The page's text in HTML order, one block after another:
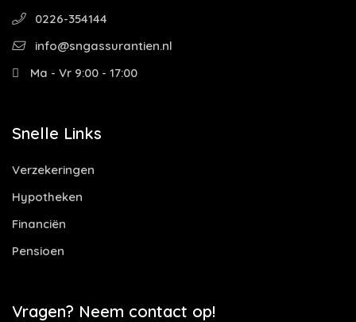
0226-354144
info@sngassurantien.nl
Ma - Vr 9:00 - 17:00
Snelle Links
Verzekeringen
Hypotheken
Financiën
Pensioen
Vragen? Neem contact op!